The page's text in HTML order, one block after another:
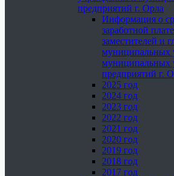
предприятий г. Орла
Информация о
заработной
заместителей и
муниципальных
муниципальных
предприятий г.
2025 год
2024 год
2023 год
2022 год
2021 год
2020 год
2019 год
2018 год
2017 год